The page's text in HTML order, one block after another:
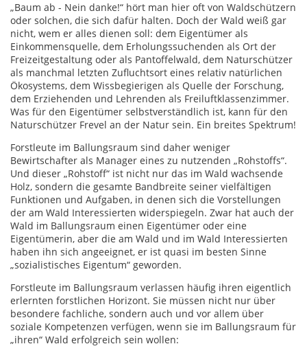
„Baum ab - Nein danke!“ hört man hier oft von Waldschützern
oder solchen, die sich dafür halten. Doch der Wald weiß gar
nicht, wem er alles dienen soll: dem Eigentümer als
Einkommensquelle, dem Erholungssuchenden als Ort der
Freizeitgestaltung oder als Pantoffelwald, dem Naturschützer
als manchmal letzten Zufluchtsort eines relativ natürlichen
Ökosystems, dem Wissbegierigen als Quelle der Forschung,
dem Erziehenden und Lehrenden als Freiluftklassenzimmer.
Was für den Eigentümer selbstverständlich ist, kann für den
Naturschützer Frevel an der Natur sein. Ein breites Spektrum!
Forstleute im Ballungsraum sind daher weniger
Bewirtschafter als Manager eines zu nutzenden „Rohstoffs“.
Und dieser „Rohstoff“ ist nicht nur das im Wald wachsende
Holz, sondern die gesamte Bandbreite seiner vielfältigen
Funktionen und Aufgaben, in denen sich die Vorstellungen
der am Wald Interessierten widerspiegeln. Zwar hat auch der
Wald im Ballungsraum einen Eigentümer oder eine
Eigentümerin, aber die am Wald und im Wald Interessierten
haben ihn sich angeeignet, er ist quasi im besten Sinne
„sozialistisches Eigentum“ geworden.
Forstleute im Ballungsraum verlassen häufig ihren eigentlich
erlernten forstlichen Horizont. Sie müssen nicht nur über
besondere fachliche, sondern auch und vor allem über
soziale Kompetenzen verfügen, wenn sie im Ballungsraum für
„ihren“ Wald erfolgreich sein wollen: